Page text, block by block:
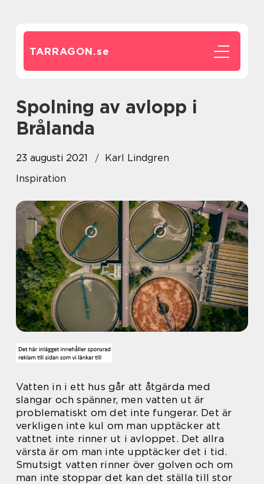
TARRAGON.se
Spolning av avlopp i
Brålanda
23 augusti 2021
Karl Lindgren
Inspiration
Vatten in i ett hus går att åtgärda med
slangar och spänner, men vatten ut är
problematiskt om det inte fungerar. Det är
verkligen inte kul om man upptäcker att
vattnet inte rinner ut i avloppet. Det allra
värsta är om man inte upptäcker det i tid.
Smutsigt vatten rinner över golven och om
man inte stoppar det kan det ställa till stor